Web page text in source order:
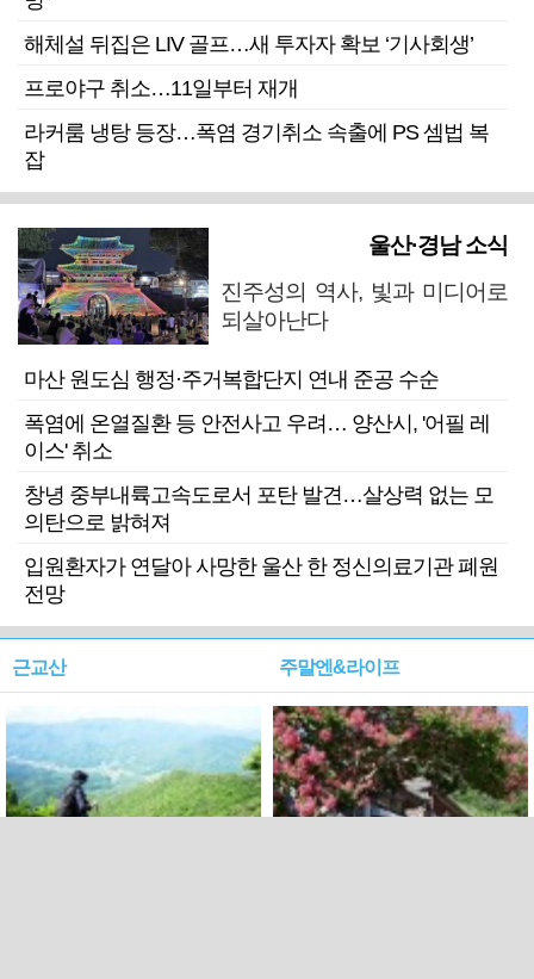
해체설 뒤집은 LIV 골프…새 투자자 확보 ‘기사회생’
프로야구 취소…11일부터 재개
라커룸 냉탕 등장…폭염 경기취소 속출에 PS 셈법 복
잡
울산·경남 소식
진주성의 역사, 빛과 미디어로
되살아난다
마산 원도심 행정·주거복합단지 연내 준공 수순
폭염에 온열질환 등 안전사고 우려… 양산시, '어필 레
이스' 취소
창녕 중부내륙고속도로서 포탄 발견…살상력 없는 모
의탄으로 밝혀져
입원환자가 연달아 사망한 울산 한 정신의료기관 폐원
전망
근교산 주말엔&라이프